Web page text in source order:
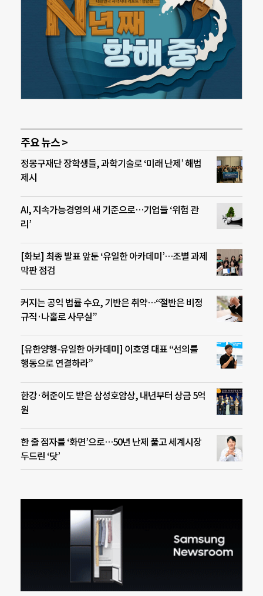
주요 뉴스 >
정몽구재단 장학생들, 과학기술로 ‘미래 난제’ 해법
제시
AI, 지속가능경영의 새 기준으로…기업들 ‘위험 관
리’
[화보] 최종 발표 앞둔 ‘유일한 아카데미’…조별 과제
막판 점검
커지는 공익 법률 수요, 기반은 취약…“절반은 비정
규직·나홀로 사무실”
[유한양행-유일한 아카데미] 이호영 대표 “선의를
행동으로 연결하라”
한강·허준이도 받은 삼성호암상, 내년부터 상금 5억
원
한 줄 점자를 ‘화면’으로…50년 난제 풀고 세계시장
두드린 ‘닷’